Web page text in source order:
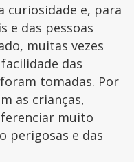
curiosidade e, para
e das pessoas
muitas vezes
das
tomadas. Por
as crianças,
muito
perigosas e das